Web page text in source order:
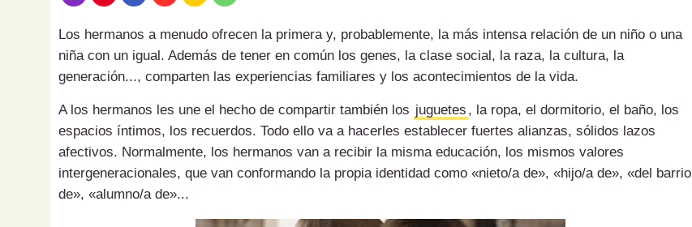
Los hermanos a menudo ofrecen la primera y, probablemente, la más intensa relación de un niño o una
niña con un igual. Además de tener en común los genes, la clase social, la raza, la cultura, la
generación..., comparten las experiencias familiares y los acontecimientos de la vida.
A los hermanos les une el hecho de compartir también los juguetes , la ropa, el dormitorio, el baño, los
espacios íntimos, los recuerdos. Todo ello va a hacerles establecer fuertes alianzas, sólidos lazos
afectivos. Normalmente, los hermanos van a recibir la misma educación, los mismos valores
intergeneracionales, que van conformando la propia identidad como «nieto/a de», «hijo/a de», «del barrio
de», «alumno/a de»...